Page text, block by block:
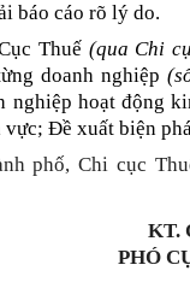
báo cáo rõ lý do.
Thuế (qua Chi
doanh nghiệp
hoạt động
Đề xuất biện
phố, Chi cục
KT.
PHÓ